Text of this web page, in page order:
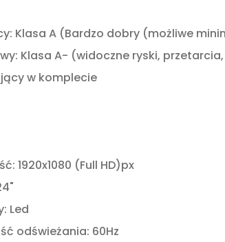
Klasa A (Bardzo dobry (możliwe
Klasa A- (widoczne ryski,
w komplecie
1920x1080 (Full HD)px
Led
odświeżania: 60Hz